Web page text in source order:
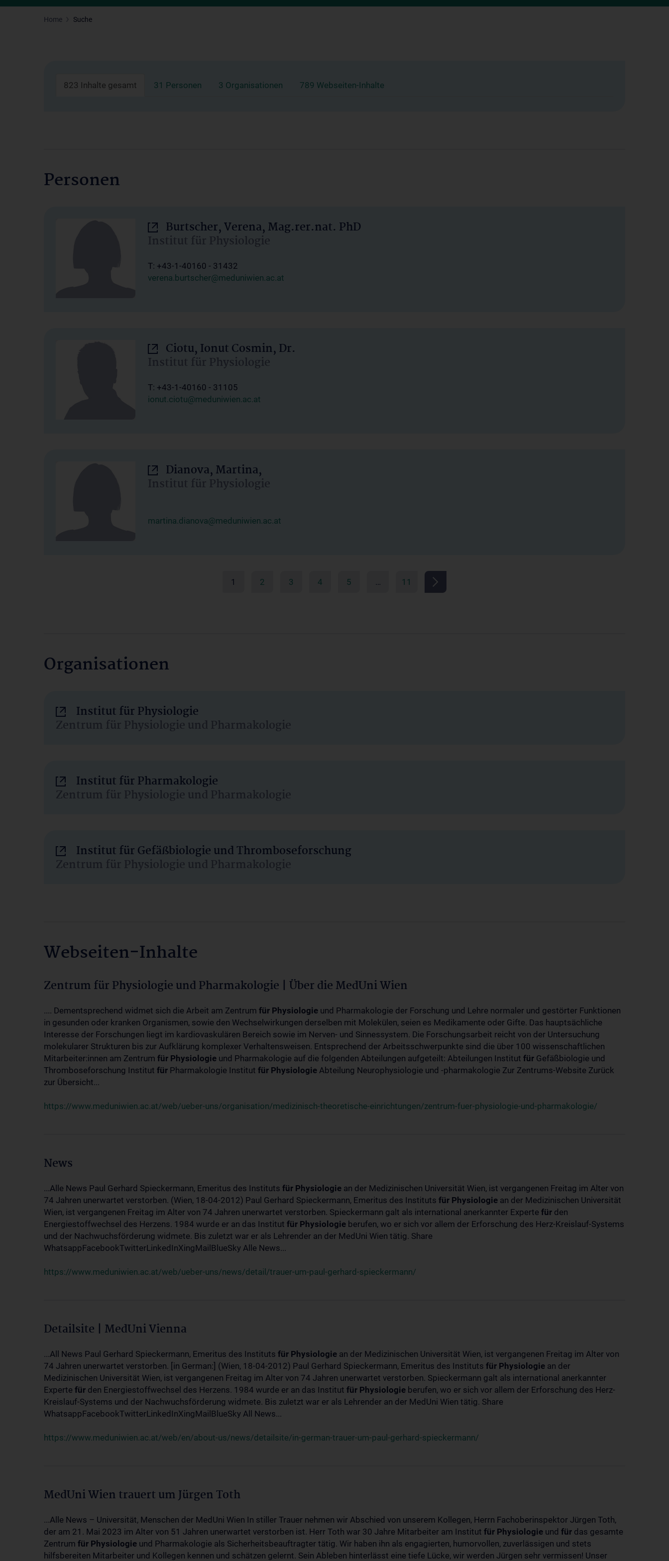
Home Suche
823 Inhalte gesamt 31 Personen 3 Organisationen 789 Webseiten-Inhalte
Personen
Burtscher, Verena, Mag.rer.nat. PhD
Institut für Physiologie
T: +43-1-40160 - 31432
verena.burtscher@meduniwien.ac.at
Ciotu, Ionut Cosmin, Dr.
Institut für Physiologie
T: +43-1-40160 - 31105
ionut.ciotu@meduniwien.ac.at
Dianova, Martina,
Institut für Physiologie
martina.dianova@meduniwien.ac.at
1 2 3 4 5 … 11
Organisationen
Institut für Physiologie
Zentrum für Physiologie und Pharmakologie
Institut für Pharmakologie
Zentrum für Physiologie und Pharmakologie
Institut für Gefäßbiologie und Thromboseforschung
Zentrum für Physiologie und Pharmakologie
Webseiten-Inhalte
Zentrum für Physiologie und Pharmakologie | Über die MedUni Wien
.... Dementsprechend widmet sich die Arbeit am Zentrum für Physiologie und Pharmakologie der Forschung und Lehre normaler und gestörter Funktionen
in gesunden oder kranken Organismen, sowie den Wechselwirkungen derselben mit Molekülen, seien es Medikamente oder Gifte. Das hauptsächliche
Interesse der Forschungen liegt im kardiovaskulären Bereich sowie im Nerven- und Sinnessystem. Die Forschungsarbeit reicht von der Untersuchung
molekularer Strukturen bis zur Aufklärung komplexer Verhaltensweisen. Entsprechend der Arbeitsschwerpunkte sind die über 100 wissenschaftlichen
Mitarbeiter:innen am Zentrum für Physiologie und Pharmakologie auf die folgenden Abteilungen aufgeteilt: Abteilungen Institut für Gefäßbiologie und
Thromboseforschung Institut für Pharmakologie Institut für Physiologie Abteilung Neurophysiologie und -pharmakologie Zur Zentrums-Website Zurück
zur Übersicht...
https://www.meduniwien.ac.at/web/ueber-uns/organisation/medizinisch-theoretische-einrichtungen/zentrum-fuer-physiologie-und-pharmakologie/
News
...Alle News Paul Gerhard Spieckermann, Emeritus des Instituts für Physiologie an der Medizinischen Universität Wien, ist vergangenen Freitag im Alter von
74 Jahren unerwartet verstorben. (Wien, 18-04-2012) Paul Gerhard Spieckermann, Emeritus des Instituts für Physiologie an der Medizinischen Universität
Wien, ist vergangenen Freitag im Alter von 74 Jahren unerwartet verstorben. Spieckermann galt als international anerkannter Experte für den
Energiestoffwechsel des Herzens. 1984 wurde er an das Institut für Physiologie berufen, wo er sich vor allem der Erforschung des Herz-Kreislauf-Systems
und der Nachwuchsförderung widmete. Bis zuletzt war er als Lehrender an der MedUni Wien tätig. Share
WhatsappFacebookTwitterLinkedInXingMailBlueSky Alle News...
https://www.meduniwien.ac.at/web/ueber-uns/news/detail/trauer-um-paul-gerhard-spieckermann/
Detailsite | MedUni Vienna
...All News Paul Gerhard Spieckermann, Emeritus des Instituts für Physiologie an der Medizinischen Universität Wien, ist vergangenen Freitag im Alter von
74 Jahren unerwartet verstorben. [in German:] (Wien, 18-04-2012) Paul Gerhard Spieckermann, Emeritus des Instituts für Physiologie an der
Medizinischen Universität Wien, ist vergangenen Freitag im Alter von 74 Jahren unerwartet verstorben. Spieckermann galt als international anerkannter
Experte für den Energiestoffwechsel des Herzens. 1984 wurde er an das Institut für Physiologie berufen, wo er sich vor allem der Erforschung des Herz-
Kreislauf-Systems und der Nachwuchsförderung widmete. Bis zuletzt war er als Lehrender an der MedUni Wien tätig. Share
WhatsappFacebookTwitterLinkedInXingMailBlueSky All News...
https://www.meduniwien.ac.at/web/en/about-us/news/detailsite/in-german-trauer-um-paul-gerhard-spieckermann/
MedUni Wien trauert um Jürgen Toth
...Alle News – Universität, Menschen der MedUni Wien In stiller Trauer nehmen wir Abschied von unserem Kollegen, Herrn Fachoberinspektor Jürgen Toth,
der am 21. Mai 2023 im Alter von 51 Jahren unerwartet verstorben ist. Herr Toth war 30 Jahre Mitarbeiter am Institut für Physiologie und für das gesamte
Zentrum für Physiologie und Pharmakologie als Sicherheitsbeauftragter tätig. Wir haben ihn als engagierten, humorvollen, zuverlässigen und stets
hilfsbereiten Mitarbeiter und Kollegen kennen und schätzen gelernt. Sein Ableben hinterlässt eine tiefe Lücke, wir werden Jürgen sehr vermissen! Unser